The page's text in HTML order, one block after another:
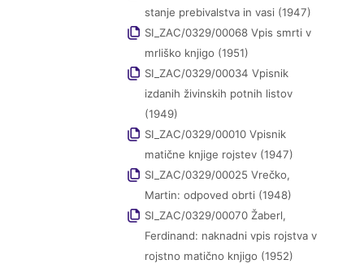
stanje prebivalstva in vasi (1947)
SI_ZAC/0329/00068 Vpis smrti v
mrliško knjigo (1951)
SI_ZAC/0329/00034 Vpisnik
izdanih živinskih potnih listov
(1949)
SI_ZAC/0329/00010 Vpisnik
matične knjige rojstev (1947)
SI_ZAC/0329/00025 Vrečko,
Martin: odpoved obrti (1948)
SI_ZAC/0329/00070 Žaberl,
Ferdinand: naknadni vpis rojstva v
rojstno matično knjigo (1952)